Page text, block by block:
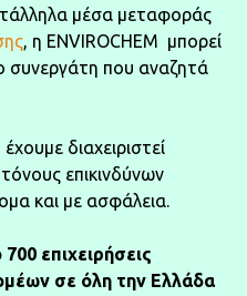
μέσα μεταφοράς
, η ENVIROCHEM μπορεί
συνεργάτη που αναζητά
διαχειριστεί
επικινδύνων
και με ασφάλεια.
επιχειρήσεις
σε όλη την Ελλάδα